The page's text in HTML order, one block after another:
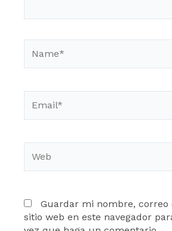
Guardar mi nombre, correo
sitio web en este navegador